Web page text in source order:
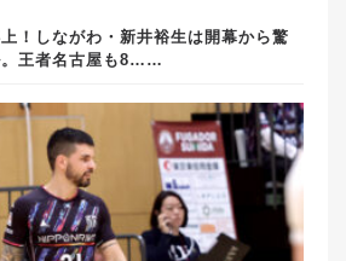
！しながわ・新井裕生は開幕から驚
。王者名古屋も8……